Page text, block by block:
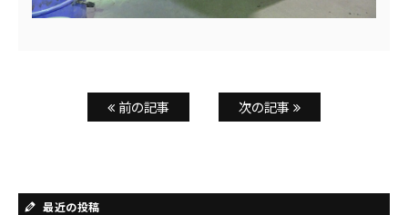
前の記事 次の記事
最近の投稿